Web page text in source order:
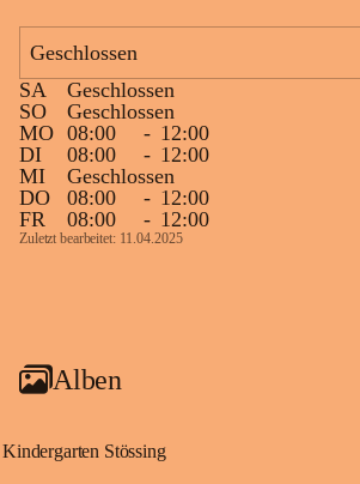
Geschlossen
SA
Geschlossen
SO
Geschlossen
MO 08:00 - 12:00
DI
08:00 - 12:00
MI
Geschlossen
DO
08:00 - 12:00
FR
08:00 - 12:00
Zuletzt bearbeitet: 11.04.2025
Alben
Kindergarten Stössing